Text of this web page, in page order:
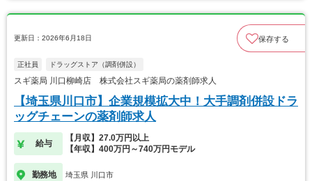
更新日：2026年6月18日 保存する
正社員 ドラッグストア（調剤併設）
スギ薬局 川口柳崎店 株式会社スギ薬局の薬剤師求人
【埼玉県川口市】企業規模拡大中！大手調剤併設ドラ
ッグチェーンの薬剤師求人
給与
【月収】27.0万円以上
【年収】400万円～740万円モデル
勤務地 埼玉県 川口市